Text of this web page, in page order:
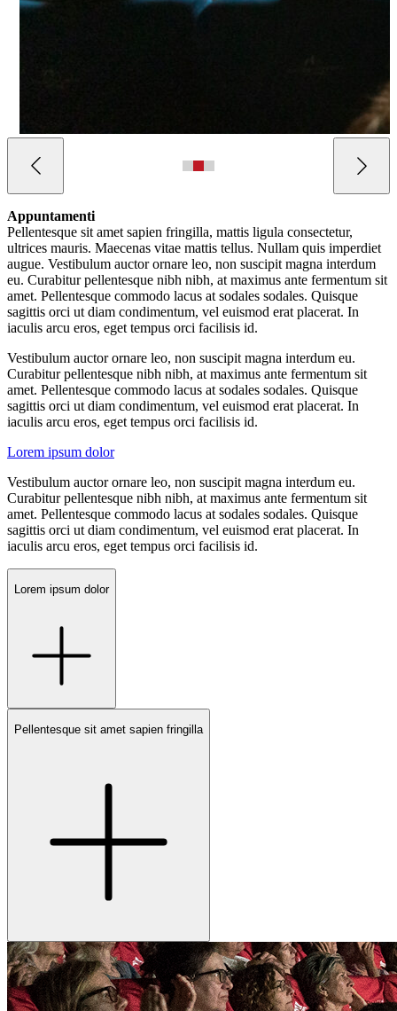
Appuntamenti
Pellentesque sit amet sapien fringilla, mattis ligula consectetur,
ultrices mauris. Maecenas vitae mattis tellus. Nullam quis imperdiet
augue. Vestibulum auctor ornare leo, non suscipit magna interdum
eu. Curabitur pellentesque nibh nibh, at maximus ante fermentum sit
amet. Pellentesque commodo lacus at sodales sodales. Quisque
sagittis orci ut diam condimentum, vel euismod erat placerat. In
iaculis arcu eros, eget tempus orci facilisis id.
Vestibulum auctor ornare leo, non suscipit magna interdum eu.
Curabitur pellentesque nibh nibh, at maximus ante fermentum sit
amet. Pellentesque commodo lacus at sodales sodales. Quisque
sagittis orci ut diam condimentum, vel euismod erat placerat. In
iaculis arcu eros, eget tempus orci facilisis id.
Lorem ipsum dolor
Vestibulum auctor ornare leo, non suscipit magna interdum eu.
Curabitur pellentesque nibh nibh, at maximus ante fermentum sit
amet. Pellentesque commodo lacus at sodales sodales. Quisque
sagittis orci ut diam condimentum, vel euismod erat placerat. In
iaculis arcu eros, eget tempus orci facilisis id.
Lorem ipsum dolor
Pellentesque sit amet sapien fringilla